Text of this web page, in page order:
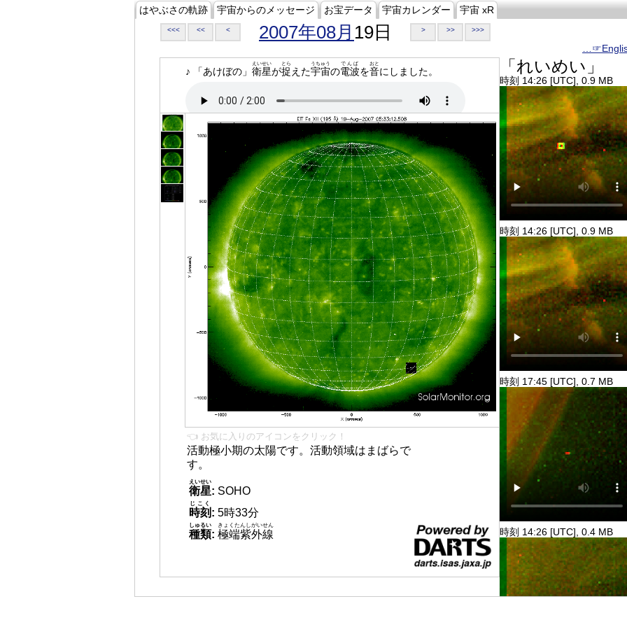
はやぶさの軌跡 宇宙からのメッセージ お宝データ 宇宙カレンダー 宇宙 xR
<<< << < 2007年08月 19日 > >> >>>
♪ 「あけぼの」 衛星
えいせい
が捉
とら
えた宇宙
うちゅう
の電波
でんぱ
を音
おと
にしました。
👈 お気に入りのアイコンをクリック！
活動極小期の太陽です。活動領域はまばらで
す。
衛星
えいせい
: SOHO
時刻
じこく
: 5時33分
種類
しゅるい
: 極端紫外線
きょくたんしがいせん
「れいめい」
時刻 14:26 [UTC], 0.9 MB
時刻 14:26 [UTC], 0.9 MB
時刻 17:45 [UTC], 0.7 MB
時刻 14:26 [UTC], 0.4 MB